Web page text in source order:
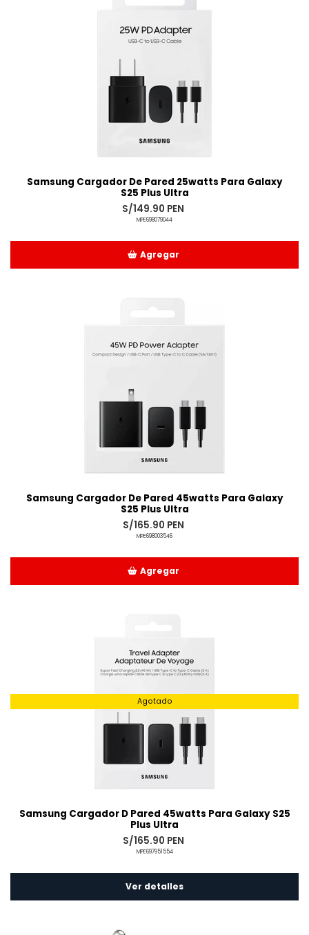
Samsung Cargador De Pared 25watts Para Galaxy
S25 Plus Ultra
S/149.90 PEN
MPE698079044
Agregar
Samsung Cargador De Pared 45watts Para Galaxy
S25 Plus Ultra
S/165.90 PEN
MPE698003546
Agregar
Agotado
Samsung Cargador D Pared 45watts Para Galaxy S25
Plus Ultra
S/165.90 PEN
MPE697951554
Ver detalles